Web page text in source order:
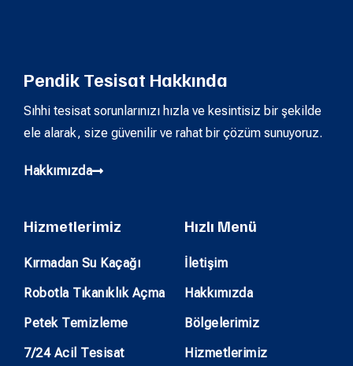
Pendik Tesisat Hakkında
Sıhhi tesisat sorunlarınızı hızla ve kesintisiz bir şekilde
ele alarak, size güvenilir ve rahat bir çözüm sunuyoruz.
Hakkımızda
Hizmetlerimiz
Kırmadan Su Kaçağı
Robotla Tıkanıklık Açma
Petek Temizleme
7/24 Acil Tesisat
Hızlı Menü
İletişim
Hakkımızda
Bölgelerimiz
Hizmetlerimiz